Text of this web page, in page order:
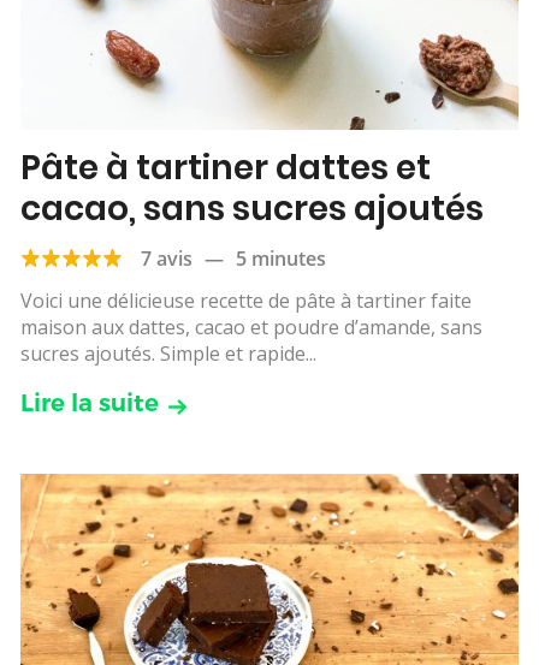
Pâte à tartiner dattes et
cacao, sans sucres ajoutés
7 avis — 5 minutes
Voici une délicieuse recette de pâte à tartiner faite
maison aux dattes, cacao et poudre d’amande, sans
sucres ajoutés. Simple et rapide...
Lire la suite